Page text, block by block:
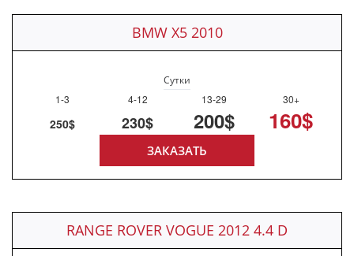
BMW X5 2010
Сутки
1-3
4-12 13-29 30+
250$ 230$ 200$ 160$
ЗАКАЗАТЬ
RANGE ROVER VOGUE 2012 4.4 D